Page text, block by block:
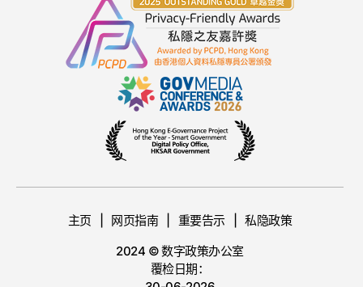
主页 网页指南 重要告示
私隐政策
2024 © 数字政策办公室
覆检日期：